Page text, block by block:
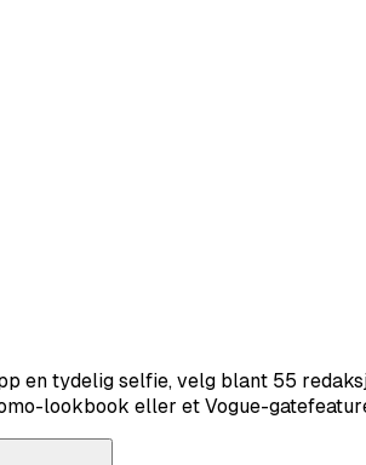
en tydelig selfie, velg blant 55
lookbook eller et Vogue-